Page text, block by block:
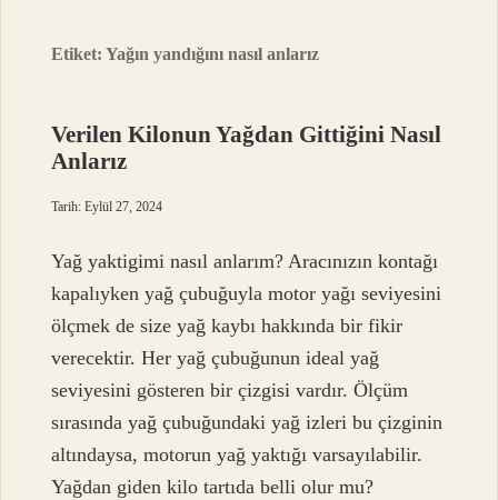
Etiket:Yağın yandığını nasıl anlarız
Verilen Kilonun Yağdan Gittiğini Nasıl
Anlarız
Tarih: Eylül 27, 2024
Yağ yaktigimi nasıl anlarım? Aracınızın kontağı
kapalıyken yağ çubuğuyla motor yağı seviyesini
ölçmek de size yağ kaybı hakkında bir fikir
verecektir. Her yağ çubuğunun ideal yağ
seviyesini gösteren bir çizgisi vardır. Ölçüm
sırasında yağ çubuğundaki yağ izleri bu çizginin
altındaysa, motorun yağ yaktığı varsayılabilir.
Yağdan giden kilo tartıda belli olur mu?